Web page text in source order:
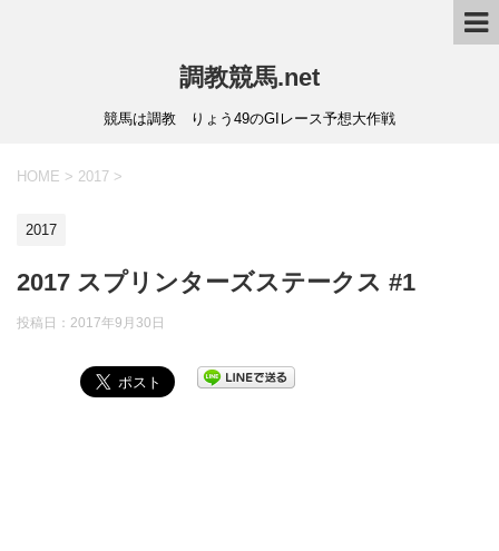
調教競馬.net
競馬は調教 りょう49のGIレース予想大作戦
HOME > 2017 >
2017
2017 スプリンターズステークス #1
投稿日： 2017年9月30日